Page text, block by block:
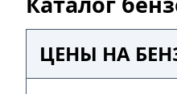
ЦЕНЫ НА